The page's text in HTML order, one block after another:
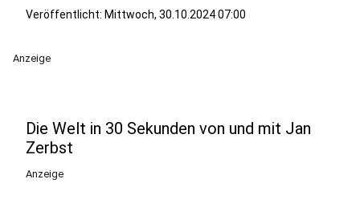
Veröffentlicht: Mittwoch, 30.10.2024 07:00
Anzeige
Die Welt in 30 Sekunden von und mit Jan
Zerbst
Anzeige